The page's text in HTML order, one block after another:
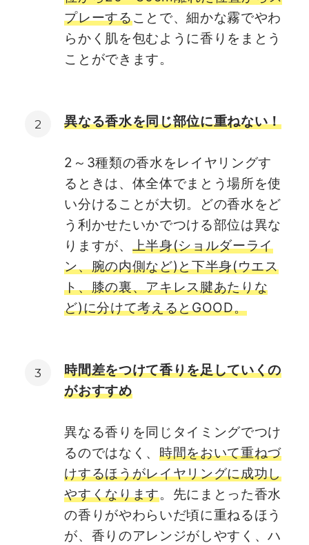
プレーすることで、細かな霧でやわ
らかく肌を包むように香りをまとう
ことができます。
異なる香水を同じ部位に重ねない！
2～3種類の香水をレイヤリングす
るときは、体全体でまとう場所を使
い分けることが大切。どの香水をど
う利かせたいかでつける部位は異な
りますが、 上半身(ショルダーライ
ン、腕の内側など)と下半身(ウエス
ト、膝の裏、アキレス腱あたりな
ど)に分けて考えるとGOOD。
時間差をつけて香りを足していくの
がおすすめ
異なる香りを同じタイミングでつけ
るのではなく、 時間をおいて重ねづ
けするほうがレイヤリングに成功し
やすくなります。先にまとった香水
の香りがやわらいだ頃に重ねるほう
が、香りのアレンジがしやすく、ハ